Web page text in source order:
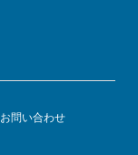
お問い合わせ